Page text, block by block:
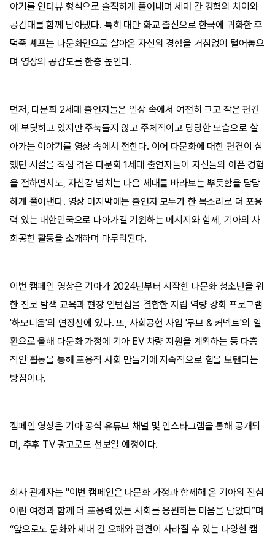
야기를 인터뷰 형식으로 솔직하게 풀어내며 세대 간 경험의 차이와
공감대를 함께 담아냈다. 특히 대만 화교 출신으로 한국에 귀화한 후
덕죽 셰프는 다문화인으로 살아온 자신의 경험을 거침없이 털어놓으
며 영상의 공감도를 한층 높인다.
먼저, 다문화 2세대 출연자들은 일상 속에서 여전히 크고 작은 편견
에 부딪히고 있지만 주눅들지 않고 주체적이고 당당한 모습으로 살
아가는 이야기를 영상 속에서 전한다. 이어 다문화에 대한 편견이 심
했던 시절을 직접 겪은 다문화 1세대 출연자들이 자신들의 아픈 경험
을 전하면서도, 자신감 넘치는 다음 세대를 바라보는 뿌듯함을 담담
하게 풀어낸다. 영상 마지막에는 출연자 모두가 한 목소리로 더 포용
력 있는 대한민국으로 나아가길 기원하는 메시지와 함께, 기아의 사
회공헌 활동을 소개하며 마무리된다.
이번 캠페인 영상은 기아가 2024년부터 시작한 다문화 청소년을 위
한 진로 탐색 교육과 현장 인턴십을 결합한 자립 역량 강화 프로그램
'하모니움'의 연장선에 있다. 또, 사회공헌 사업 '무브 & 커넥트'의 일
환으로 올해 다문화 가정에 기아 EV 차량 지원을 계획하는 등 다층
적인 활동을 통해 포용적 사회 만들기에 지속적으로 힘을 보탠다는
방침이다.
캠페인 영상은 기아 공식 유튜브 채널 및 인스타그램을 통해 공개되
며, 추후 TV 광고로도 선보일 예정이다.
회사 관계자는 "이번 캠페인은 다문화 가정과 함께해 온 기아의 진심
어린 여정과 함께 더 포용력 있는 사회를 응원하는 마음을 담았다”며
“앞으로도 문화와 세대 간 오해와 편견이 사라질 수 있는 다양한 캠